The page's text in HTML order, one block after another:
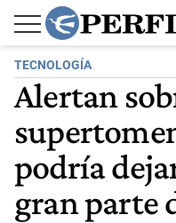
TECNOLOGÍA
Alertan
podría
gran parte